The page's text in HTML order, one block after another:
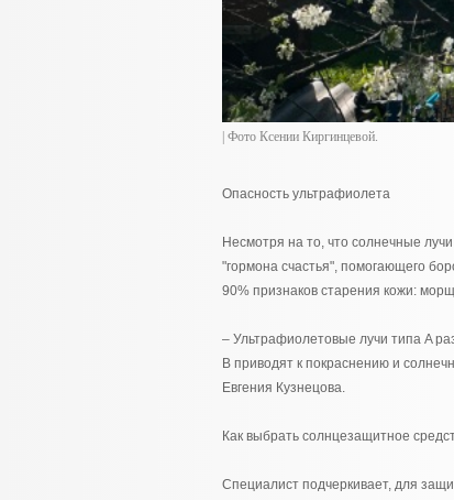
| Фото Ксении Киргинцевой.
Опасность ультрафиолета
Несмотря на то, что солнечные
"гормона счастья", помогающего
90% признаков старения кожи:
– Ультрафиолетовые лучи типа A
B приводят к покраснению и
Евгения Кузнецова.
Как выбрать солнцезащитное
Специалист подчеркивает, для